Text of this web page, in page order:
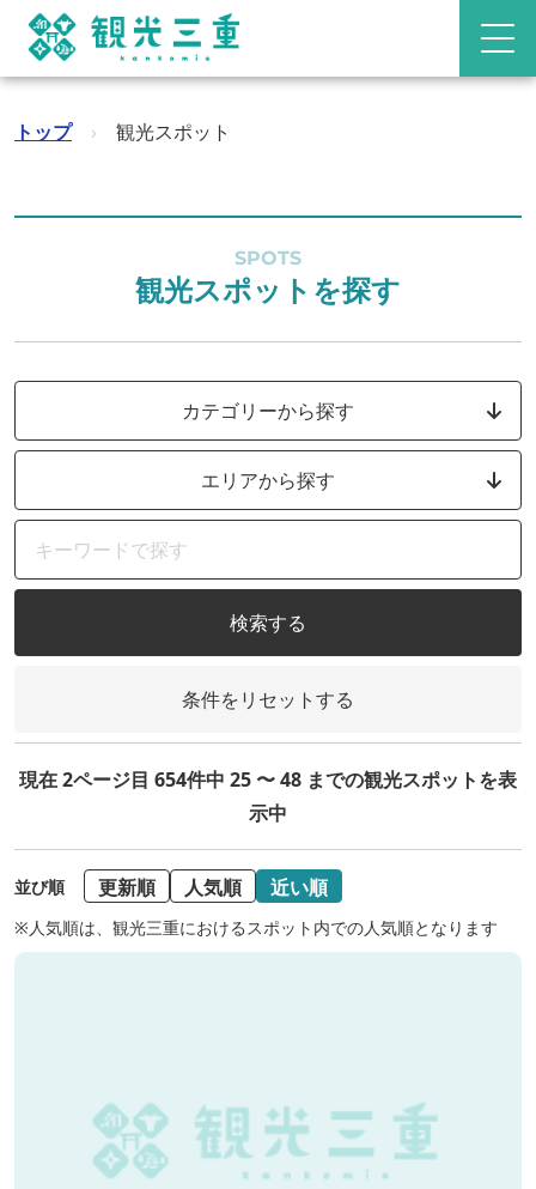
トップ › 観光スポット
SPOTS
観光スポットを探す
カテゴリーから探す
エリアから探す
検索する
条件をリセットする
現在 2ページ目 654件中 25 〜 48 までの観光スポットを表
示中
並び順 更新順 人気順 近い順
※人気順は、観光三重におけるスポット内での人気順となります